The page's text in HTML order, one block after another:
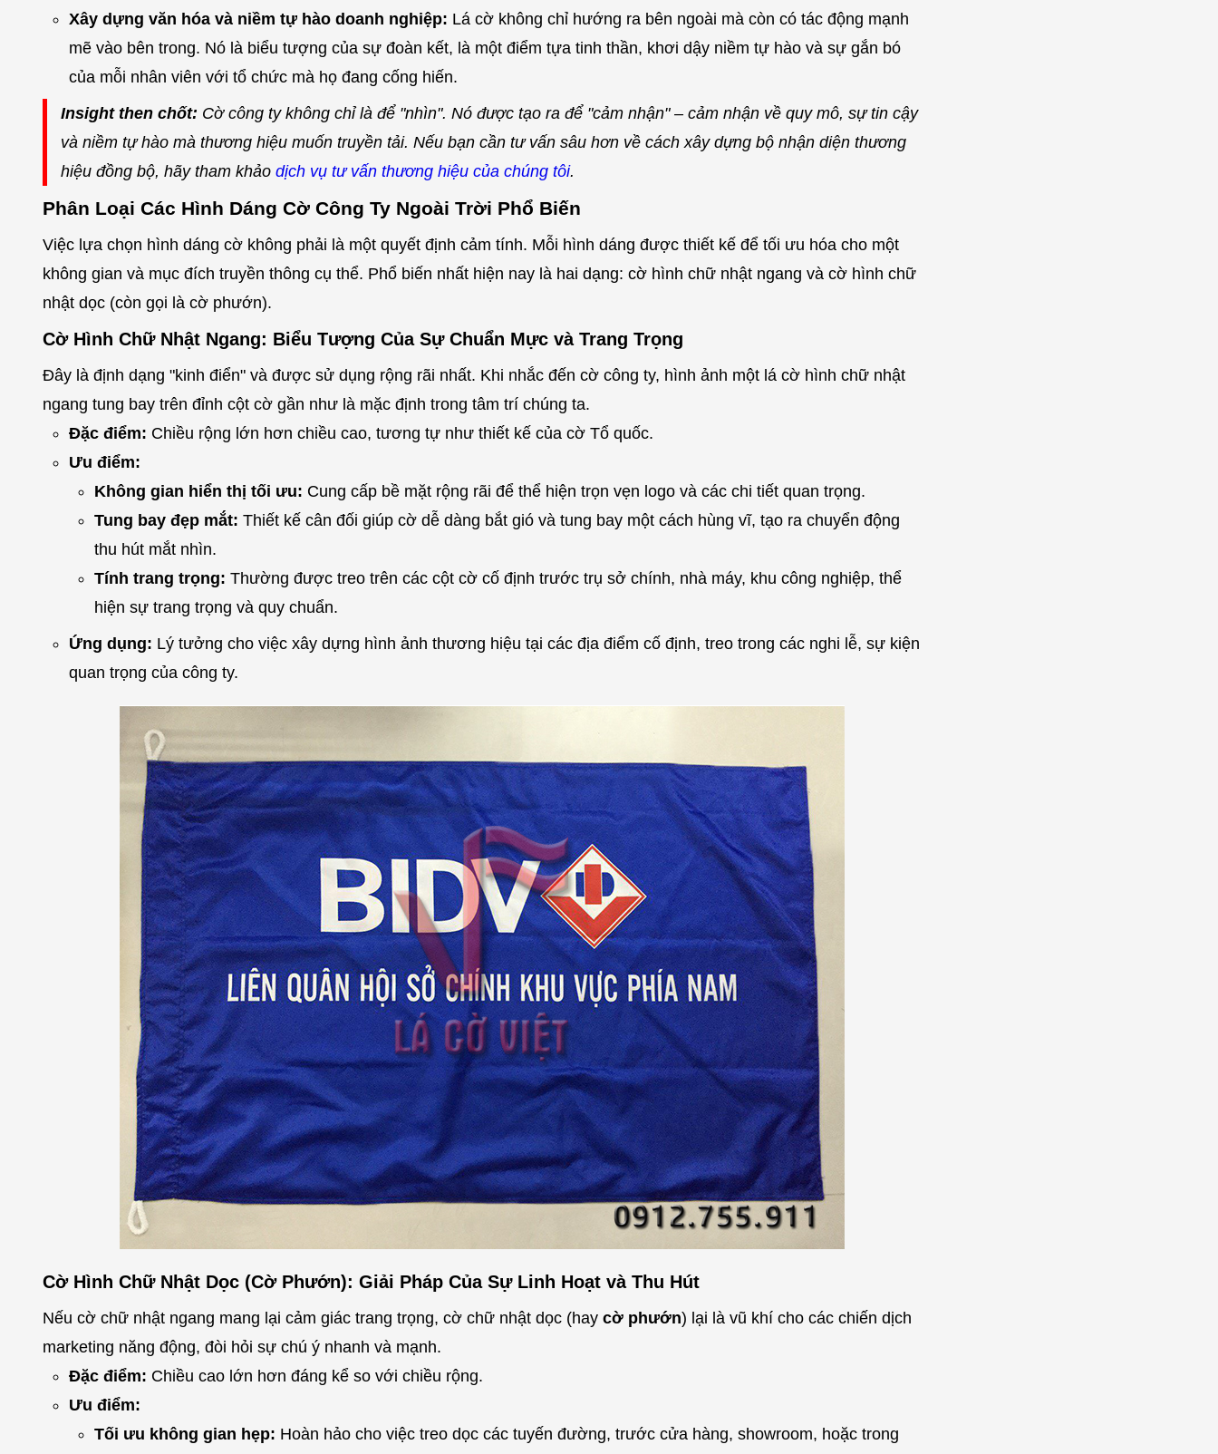
Xây dựng văn hóa và niềm tự hào doanh nghiệp: Lá cờ không chỉ hướng ra bên ngoài mà còn có tác động mạnh
mẽ vào bên trong. Nó là biểu tượng của sự đoàn kết, là một điểm tựa tinh thần, khơi dậy niềm tự hào và sự gắn bó
của mỗi nhân viên với tổ chức mà họ đang cống hiến.
Insight then chốt: Cờ công ty không chỉ là để "nhìn". Nó được tạo ra để "cảm nhận" – cảm nhận về quy mô, sự tin cậy
và niềm tự hào mà thương hiệu muốn truyền tải. Nếu bạn cần tư vấn sâu hơn về cách xây dựng bộ nhận diện thương
hiệu đồng bộ, hãy tham khảo dịch vụ tư vấn thương hiệu của chúng tôi.
Phân Loại Các Hình Dáng Cờ Công Ty Ngoài Trời Phổ Biến
Việc lựa chọn hình dáng cờ không phải là một quyết định cảm tính. Mỗi hình dáng được thiết kế để tối ưu hóa cho một
không gian và mục đích truyền thông cụ thể. Phổ biến nhất hiện nay là hai dạng: cờ hình chữ nhật ngang và cờ hình chữ
nhật dọc (còn gọi là cờ phướn).
Cờ Hình Chữ Nhật Ngang: Biểu Tượng Của Sự Chuẩn Mực và Trang Trọng
Đây là định dạng "kinh điển" và được sử dụng rộng rãi nhất. Khi nhắc đến cờ công ty, hình ảnh một lá cờ hình chữ nhật
ngang tung bay trên đỉnh cột cờ gần như là mặc định trong tâm trí chúng ta.
Đặc điểm: Chiều rộng lớn hơn chiều cao, tương tự như thiết kế của cờ Tổ quốc.
Ưu điểm:
Không gian hiển thị tối ưu: Cung cấp bề mặt rộng rãi để thể hiện trọn vẹn logo và các chi tiết quan trọng.
Tung bay đẹp mắt: Thiết kế cân đối giúp cờ dễ dàng bắt gió và tung bay một cách hùng vĩ, tạo ra chuyển động
thu hút mắt nhìn.
Tính trang trọng: Thường được treo trên các cột cờ cố định trước trụ sở chính, nhà máy, khu công nghiệp, thể
hiện sự trang trọng và quy chuẩn.
Ứng dụng: Lý tưởng cho việc xây dựng hình ảnh thương hiệu tại các địa điểm cố định, treo trong các nghi lễ, sự kiện
quan trọng của công ty.
Cờ Hình Chữ Nhật Dọc (Cờ Phướn): Giải Pháp Của Sự Linh Hoạt và Thu Hút
Nếu cờ chữ nhật ngang mang lại cảm giác trang trọng, cờ chữ nhật dọc (hay cờ phướn) lại là vũ khí cho các chiến dịch
marketing năng động, đòi hỏi sự chú ý nhanh và mạnh.
Đặc điểm: Chiều cao lớn hơn đáng kể so với chiều rộng.
Ưu điểm:
Tối ưu không gian hẹp: Hoàn hảo cho việc treo dọc các tuyến đường, trước cửa hàng, showroom, hoặc trong